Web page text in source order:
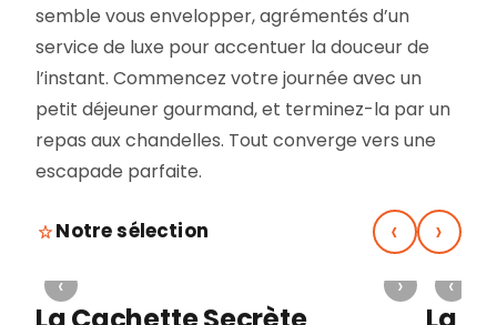
semble vous envelopper, agrémentés d’un
service de luxe pour accentuer la douceur de
l’instant. Commencez votre journée avec un
petit déjeuner gourmand, et terminez-la par un
repas aux chandelles. Tout converge vers une
escapade parfaite.
Notre sélection ‹ ›
‹ › ‹